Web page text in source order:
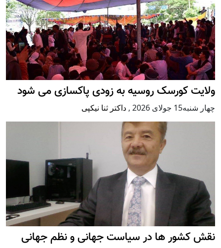
ولایت کورسک روسیه به زودی پاکسازی می شود
چهار شنبه15 جولای 2026 , داکتر ثنا نیکپی
نقش کشور ها در سیاست جهانی و نظم جهانی